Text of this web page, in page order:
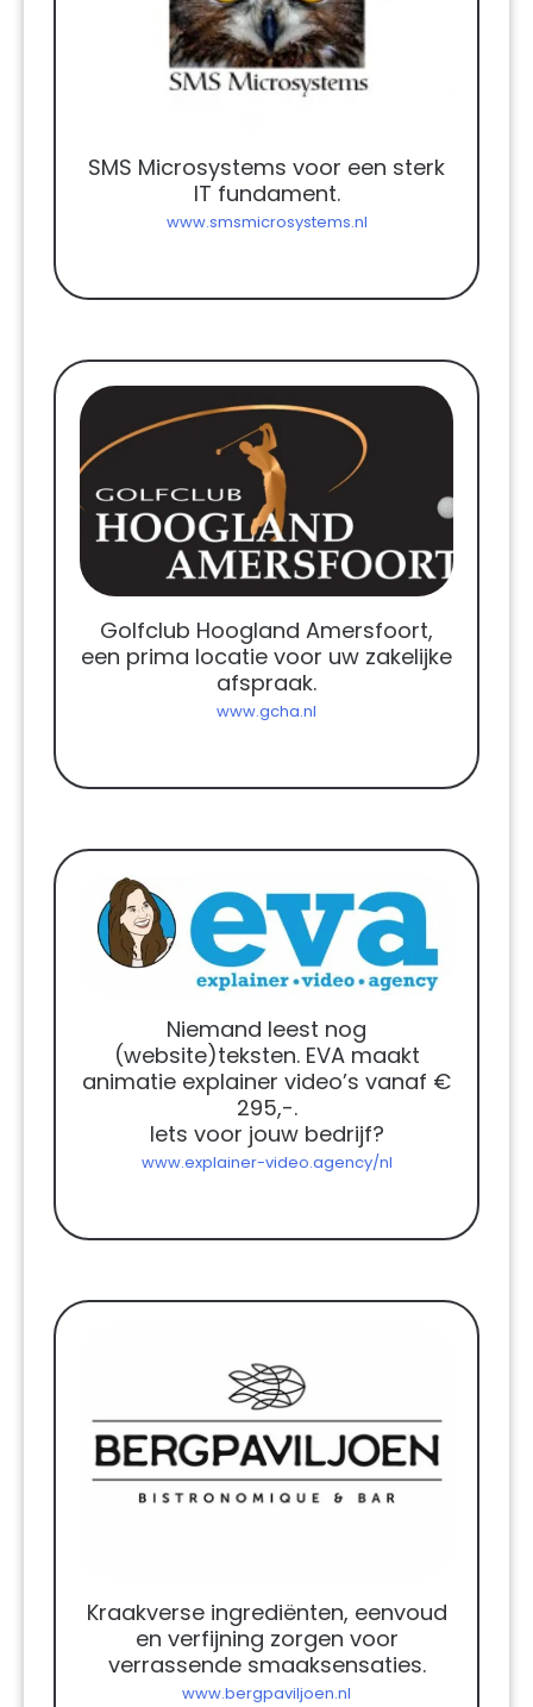
SMS Microsystems voor een sterk
IT fundament.
www.smsmicrosystems.nl
Golfclub Hoogland Amersfoort,
een prima locatie voor uw zakelijke
afspraak.
www.gcha.nl
Niemand leest nog
(website)teksten. EVA maakt
animatie explainer video’s vanaf €
295,-.
Iets voor jouw bedrijf?
www.explainer-video.agency/nl
Kraakverse ingrediënten, eenvoud
en verfijning zorgen voor
verrassende smaaksensaties.
www.bergpaviljoen.nl